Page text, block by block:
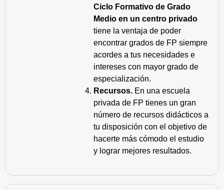
Ciclo Formativo de Grado
Medio en un centro privado
tiene la ventaja de poder
encontrar grados de FP siempre
acordes a tus necesidades e
intereses con mayor grado de
especialización.
Recursos. En una escuela
privada de FP tienes un gran
número de recursos didácticos a
tu disposición con el objetivo de
hacerte más cómodo el estudio
y lograr mejores resultados.